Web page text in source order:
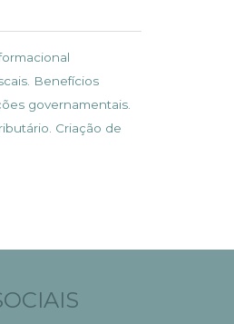
Benefícios
governamentais.
Criação de